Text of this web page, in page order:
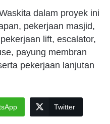
dalam proyek ini
pekerjaan masjid,
lift, escalator,
payung membran
pekerjaan lanjutan
Twitter